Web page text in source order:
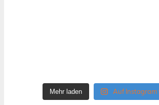
Mehr laden Auf Instagram